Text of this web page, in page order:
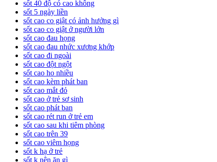
sốt 40 độ có cao không
sốt 5 ngày liền
sốt cao co giật có ảnh hưởng gì
sốt cao co giật ở người lớn
sốt cao đau họng
sốt cao đau nhức xương khớp
sốt cao đi ngoài
sốt cao đột ngột
sốt cao ho nhiều
sốt cao kèm phát ban
sốt cao mắt đỏ
sốt cao ở trẻ sơ sinh
sốt cao phát ban
sốt cao rét run ở trẻ em
sốt cao sau khi tiêm phòng
sốt cao trên 39
sốt cao viêm họng
sốt k hạ ở trẻ
sốt k nên ăn gì